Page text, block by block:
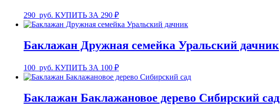
290 руб. КУПИТЬ ЗА 290 ₽
Баклажан Дружная семейка Уральский дачник
100 руб. КУПИТЬ ЗА 100 ₽
Баклажан Баклажановое дерево Сибирский сад